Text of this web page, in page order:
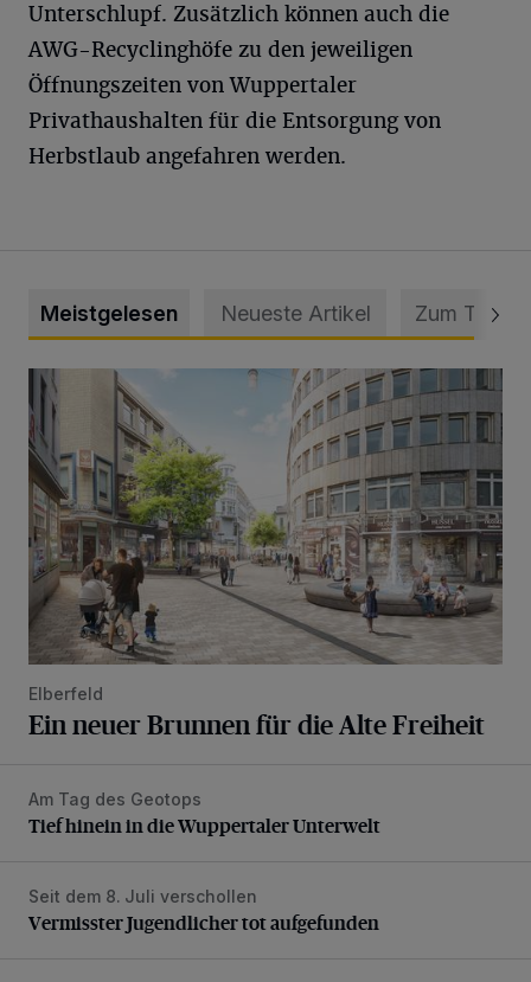
Unterschlupf. Zusätzlich können auch die
AWG-Recyclinghöfe zu den jeweiligen
Öffnungszeiten von Wuppertaler
Privathaushalten für die Entsorgung von
Herbstlaub angefahren werden.
Meistgelesen Neueste Artikel Zum Thema
Ein neuer Brunnen für die Alte Freiheit
Elberfeld
Ein neuer Brunnen für die Alte Freiheit
Tief hinein in die Wuppertaler Unterwelt
Am Tag des Geotops
Tief hinein in die Wuppertaler Unterwelt
Vermisster Jugendlicher tot aufgefunden
Seit dem 8. Juli verschollen
Vermisster Jugendlicher tot aufgefunden